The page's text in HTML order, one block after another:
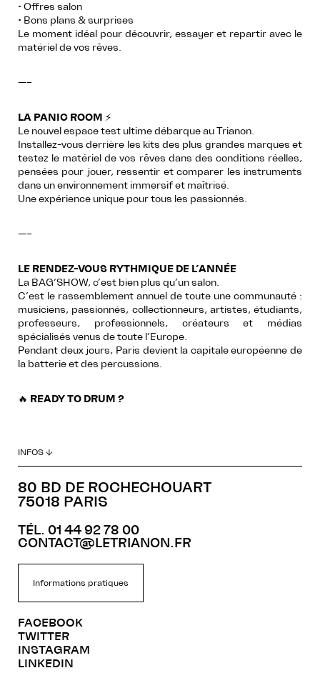
• Offres salon
• Bons plans & surprises
Le moment idéal pour découvrir, essayer et repartir avec le
matériel de vos rêves.
—–
LA PANIC ROOM ⚡
Le nouvel espace test ultime débarque au Trianon.
Installez-vous derrière les kits des plus grandes marques et
testez le matériel de vos rêves dans des conditions réelles,
pensées pour jouer, ressentir et comparer les instruments
dans un environnement immersif et maîtrisé.
Une expérience unique pour tous les passionnés.
—–
LE RENDEZ-VOUS RYTHMIQUE DE L’ANNÉE
La BAG’SHOW, c’est bien plus qu’un salon.
C’est le rassemblement annuel de toute une communauté :
musiciens, passionnés, collectionneurs, artistes, étudiants,
professeurs, professionnels, créateurs et médias
spécialisés venus de toute l’Europe.
Pendant deux jours, Paris devient la capitale européenne de
la batterie et des percussions.
🔥 READY TO DRUM ?
INFOS ↓
80 BD DE ROCHECHOUART
75018 PARIS
TÉL. 01 44 92 78 00
CONTACT@LETRIANON.FR
Informations pratiques
FACEBOOK
TWITTER
INSTAGRAM
LINKEDIN